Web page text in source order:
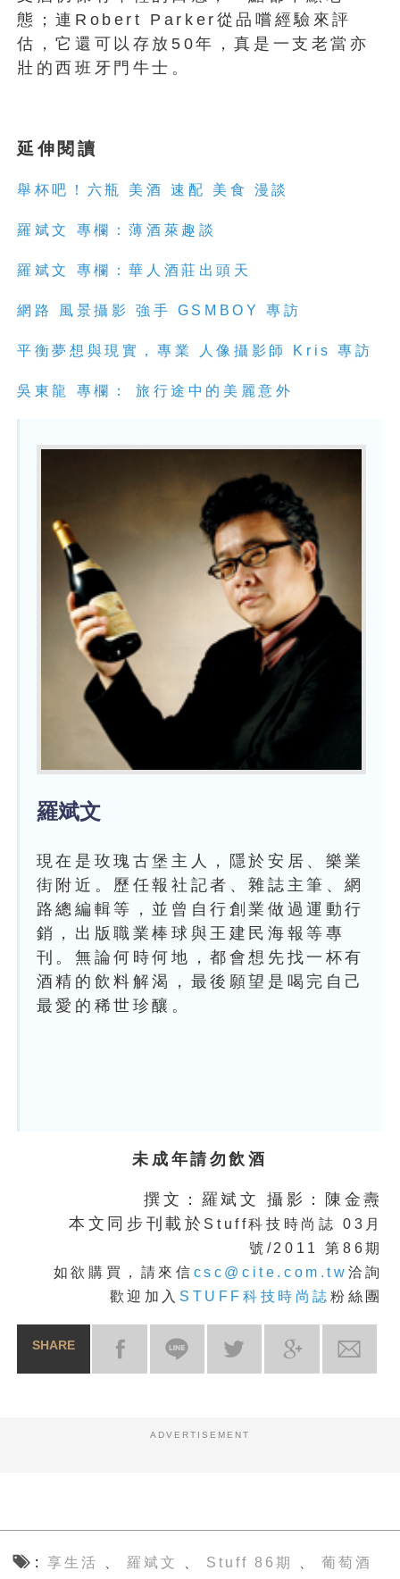
態；連Robert Parker從品嚐經驗來評
估，它還可以存放50年，真是一支老當亦
壯的西班牙門牛士。
延伸閱讀
舉杯吧！六瓶 美酒 速配 美食 漫談
羅斌文 專欄：薄酒萊趣談
羅斌文 專欄：華人酒莊出頭天
網路 風景攝影 強手 GSMBOY 專訪
平衡夢想與現實，專業 人像攝影師 Kris 專訪
吳東龍 專欄： 旅行途中的美麗意外
羅斌文
現在是玫瑰古堡主人，隱於安居、樂業
街附近。歷任報社記者、雜誌主筆、網
路總編輯等，並曾自行創業做過運動行
銷，出版職業棒球與王建民海報等專
刊。無論何時何地，都會想先找一杯有
酒精的飲料解渴，最後願望是喝完自己
最愛的稀世珍釀。
未成年請勿飲酒
撰文：羅斌文 攝影：陳金燾
本文同步刊載於 Stuff科技時尚誌 03月
號/2011 第86期
如欲購買，請來信 csc@cite.com.tw 洽詢
歡迎加入 STUFF科技時尚誌 粉絲團
SHARE
ADVERTISEMENT
享生活 、羅斌文 Stuff 86期 葡萄酒